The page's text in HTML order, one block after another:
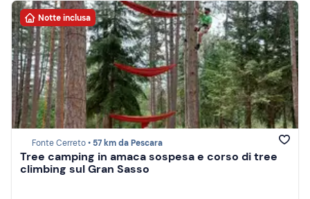
Notte inclusa
Fonte Cerreto • 57 km da Pescara
Tree camping in amaca sospesa e corso di tree
climbing sul Gran Sasso